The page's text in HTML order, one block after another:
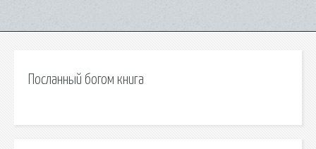
Посланный богом книга